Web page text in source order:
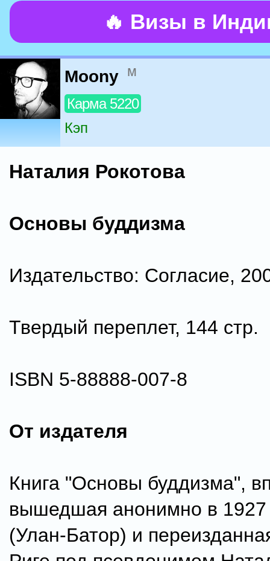
🔥 Визы в
Moony м
Карма 5220
Кэп
Наталия Рокотова
Основы буддизма
Издательство: Согласие,
Твердый переплет, 144 стр.
ISBN 5-88888-007-8
От издателя
Книга "Основы буддизма",
вышедшая анонимно в 1927
(Улан-Батор) и